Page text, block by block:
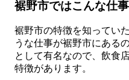
裾野市ではこんな仕
裾野市の特徴を知ってい
うな仕事が裾野市にある
として有名なので、飲食
特徴があります。